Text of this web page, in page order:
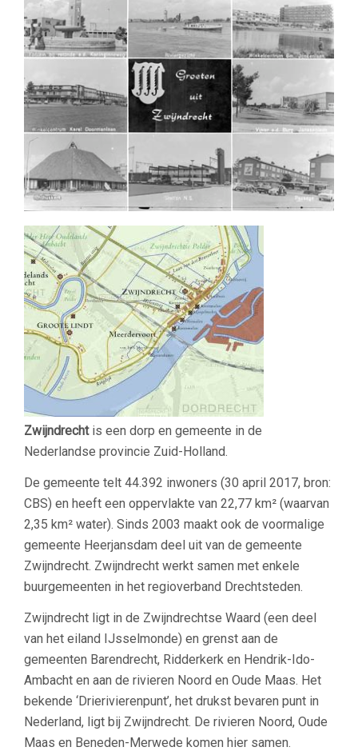
Zwijndrechtis een dorp en gemeente in de
Nederlandse provincie Zuid-Holland.
De gemeente telt 44.392 inwoners (30 april 2017, bron:
CBS) en heeft een oppervlakte van 22,77 km² (waarvan
2,35 km² water). Sinds 2003 maakt ook de voormalige
gemeente Heerjansdam deel uit van de gemeente
Zwijndrecht. Zwijndrecht werkt samen met enkele
buurgemeenten in het regioverband Drechtsteden.
Zwijndrecht ligt in de Zwijndrechtse Waard (een deel
van het eiland IJsselmonde) en grenst aan de
gemeenten Barendrecht, Ridderkerk en Hendrik-Ido-
Ambacht en aan de rivieren Noord en Oude Maas. Het
bekende ‘Drierivierenpunt’, het drukst bevaren punt in
Nederland, ligt bij Zwijndrecht. De rivieren Noord, Oude
Maas en Beneden-Merwede komen hier samen.